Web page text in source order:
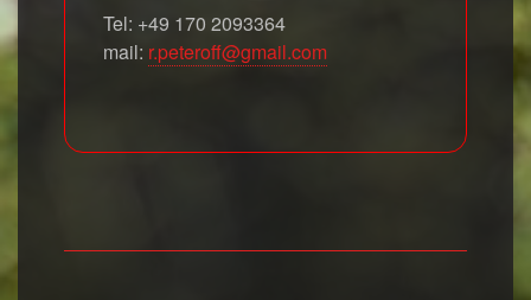
Tel: +49 170 2093364
mail: r.peteroff@gmail.com